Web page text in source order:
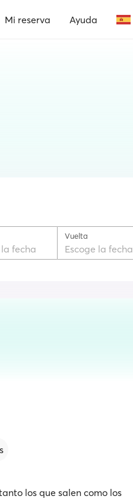
Mi reserva Ayuda
fecha
Vuelta
Escoge la fecha
los que salen como los